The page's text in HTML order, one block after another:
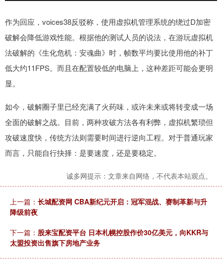
作为回应，voices38反驳称，使用虚拟机管理系统的绕过D加密
破解会降低游戏性能。根据他的测试人员的说法，在游玩虚拟机
法破解的《生化危机：安魂曲》时，帧数平均要比使用他的补丁
低大约11FPS。而且在配置较低的电脑上，这种差距可能会更明
显。
如今，破解圈子里已经充满了火药味，或许未来或将转变成一场
全面的破解之战。目前，两种攻破方法各有利弊，虚拟机繁琐但
攻破速度快，传统方法则需要时间进行逆向工程。对于普通玩家
而言，只能自行抉择：是要速度，还是要稳定。
诚多网提示：文章来自网络，不代表本站观点。
上一篇： 长城配资网 CBA新纪元开启：冠军混战、赛制革新与升
降级前夜
下一篇： 股来宝配资平台 日本札幌控股作价30亿美元，向KKR与
太盟投资出售旗下房地产业务